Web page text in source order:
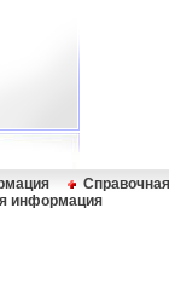
Справочная
информация